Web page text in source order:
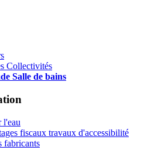
Collectivités
de Salle de bains
l'eau
fiscaux travaux d'accessibilité
fabricants